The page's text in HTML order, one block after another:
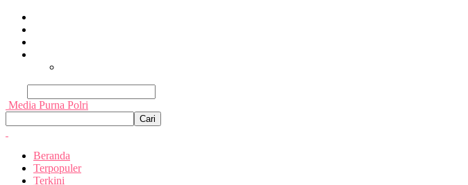
Media Purna Polri
Beranda
Terpopuler
Terkini